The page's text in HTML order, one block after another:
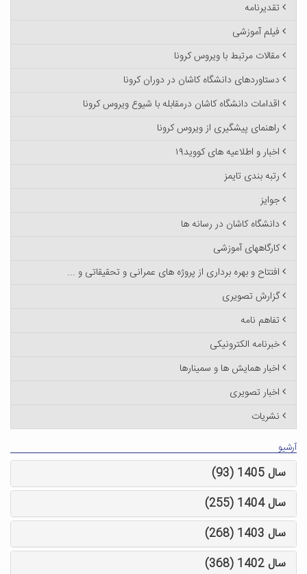
تقدیرنامه
فیلم آموزشی
مقالات مرتبط با ویروس کرونا
دستاوردهای دانشگاه کاشان در دوران کرونا
اقدامات دانشگاه کاشان درمقابله با شیوع ویروس کرونا
راهنمای پیشگیری از ویروس کرونا
اخبار و اطلاعیه های کووید۱۹
رتبه بندی تایمز
جوایز
دانشگاه کاشان در رسانه ها
کارگاههای آموزشی
افتتاح و بهره برداری از پروژه های عمرانی و تحقیقاتی و ...
گزارش تصویری
تفاهم نامه
خبرنامه الکترونیکی
اخبار همایش ها و سمینارها
اخبار تصویری
نشریات
آرشیو
سال 1405 (93)
سال 1404 (255)
سال 1403 (268)
سال 1402 (368)